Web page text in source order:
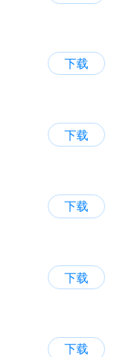
下载
下载
下载
下载
下载